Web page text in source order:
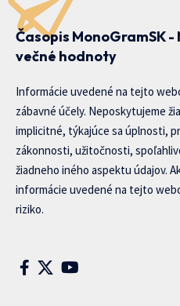
Časopis MonoGramSK
večné hodnoty
Informácie uvedené na tejto
zábavné účely. Neposkytujeme
implicitné, týkajúce sa úplnosti,
zákonnosti, užitočnosti,
žiadneho iného aspektu údajov.
informácie uvedené na tejto
riziko.